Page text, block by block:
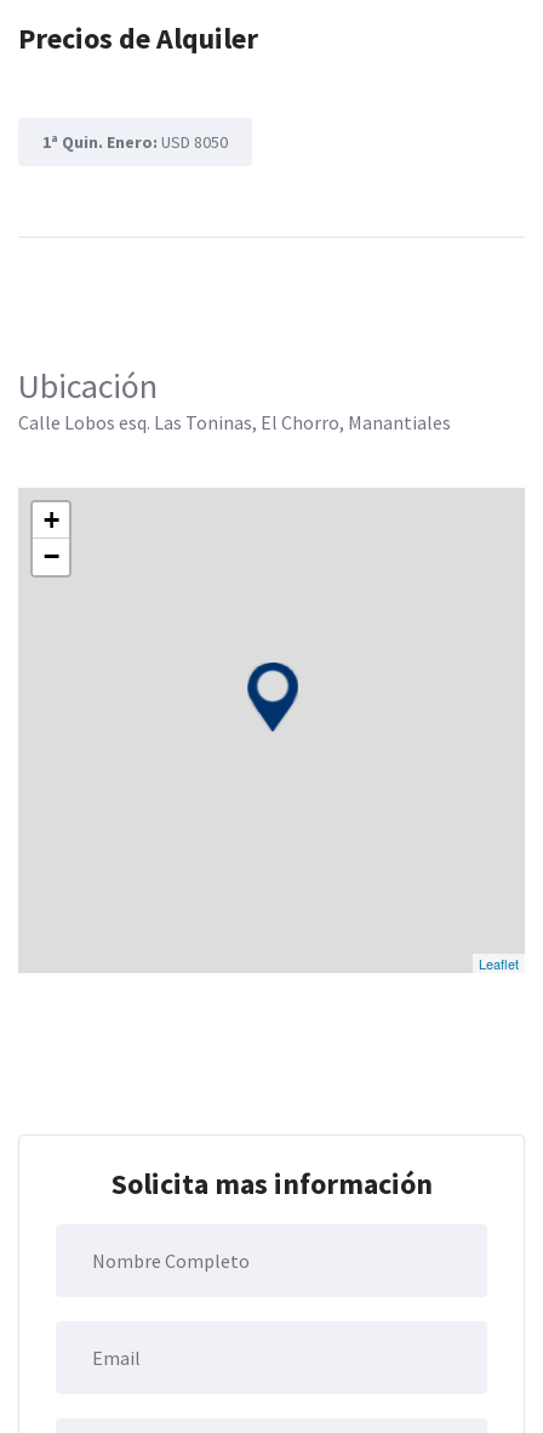
Precios de Alquiler
1ª Quin. Enero: USD 8050
Ubicación
Calle Lobos esq. Las Toninas, El Chorro, Manantiales
+
−
Leaflet
Solicita mas información